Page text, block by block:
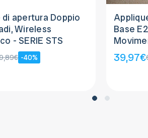
apertura Doppio
Wireless
- SERIE STS
-40%
Base
39,97€